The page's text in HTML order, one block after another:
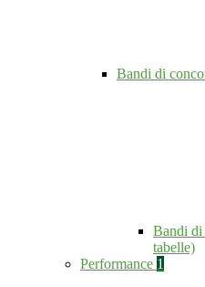
Bandi di
Bandi di
tabelle)
Performance 1